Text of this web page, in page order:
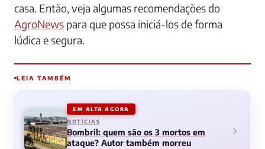
casa. Então, veja algumas recomendações do
AgroNews para que possa iniciá-los de forma
lúdica e segura.
LEIA TAMBÉM
EM ALTA AGORA
NOTÍCIAS
Bombril: quem são os 3 mortos em
ataque? Autor também morreu